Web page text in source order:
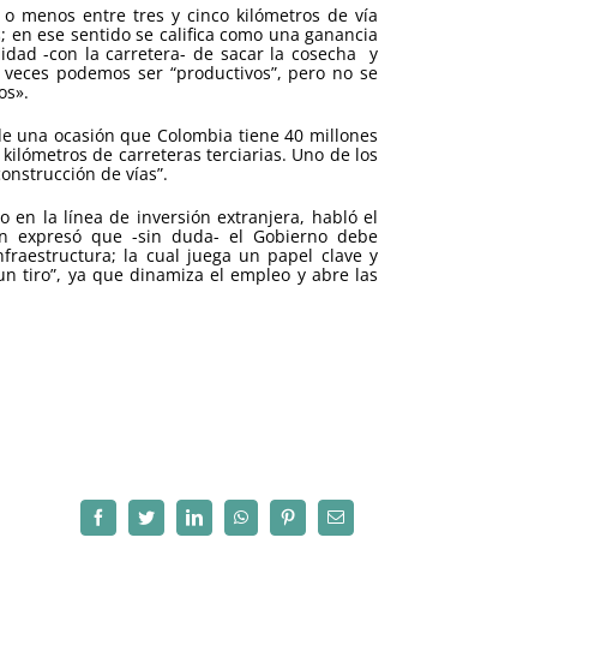
menos entre tres y cinco kilómetros de vía
ese sentido se califica como una ganancia
-con la carretera- de sacar la cosecha y
podemos ser “productivos”, pero no se
una ocasión que Colombia tiene 40 millones
de carreteras terciarias. Uno de los
de vías”.
en la línea de inversión extranjera, habló el
expresó que -sin duda- el Gobierno debe
la cual juega un papel clave y
tiro”, ya que dinamiza el empleo y abre las
FacebookTwitterLinkedInWhatsAppPinterestCorreo
electrónico